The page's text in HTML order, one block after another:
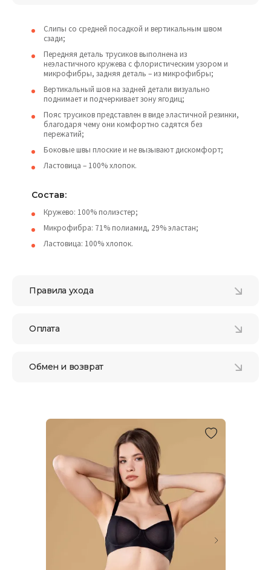
Слипы со средней посадкой и вертикальным швом
сзади;
Передняя деталь трусиков выполнена из
неэластичного кружева с флористическим узором и
микрофибры, задняя деталь – из микрофибры;
Вертикальный шов на задней детали визуально
поднимает и подчеркивает зону ягодиц;
Пояс трусиков представлен в виде эластичной резинки,
благодаря чему они комфортно садятся без
пережатий;
Боковые швы плоские и не вызывают дискомфорт;
Ластовица – 100% хлопок.
Состав:
Кружево: 100% полиэстер;
Микрофибра: 71% полиамид, 29% эластан;
Ластовица: 100% хлопок.
Правила ухода
Оплата
Обмен и возврат